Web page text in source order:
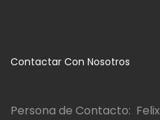
Contactar Con Nosotros
Persona de Contacto: Felix